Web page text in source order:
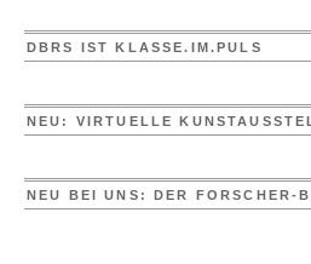
DBRS IST KLASSE.IM.PULS
NEU: VIRTUELLE
NEU BEI UNS: DER FORSCHER-